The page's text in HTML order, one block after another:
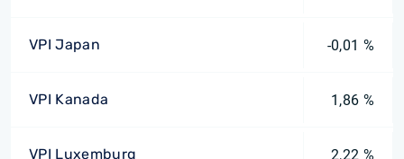
VPI Japan -0,01 %
VPI Kanada 1,86 %
VPI Luxemburg 2,22 %